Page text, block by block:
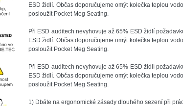
ESD židlí. Občas doporučujeme omýt kolečka teplou
posloužit Pocket Meg Seating.
Při ESD auditech nevyhovuje až 65% ESD židlí
ESD židlí. Občas doporučujeme omýt kolečka teplou
posloužit Pocket Meg Seating.
Při ESD auditech nevyhovuje až 65% ESD židlí
ESD židlí. Občas doporučujeme omýt kolečka teplou
posloužit Pocket Meg Seating.
1) Dbáte na ergonomické zásady dlouhého sezení při